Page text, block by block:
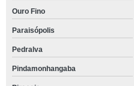
Ouro Fino
Paraisópolis
Pedralva
Pindamonhangaba